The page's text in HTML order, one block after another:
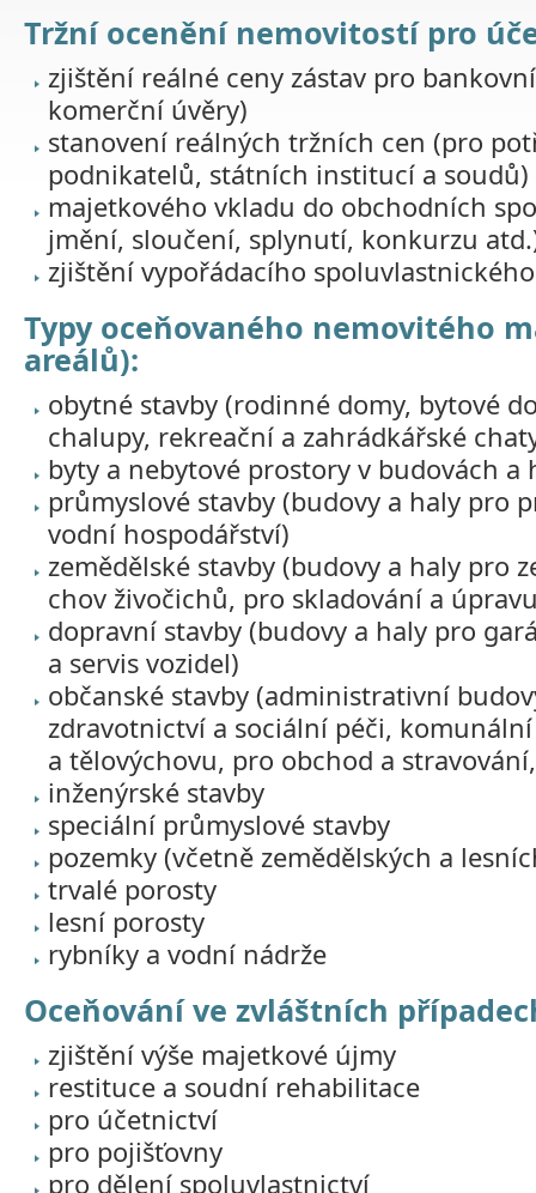
Tržní ocenění nemovitostí pro
zjištění reálné ceny zástav pro
komerční úvěry)
stanovení reálných tržních cen (pro
podnikatelů, státních institucí a soudů)
majetkového vkladu do obchodních
jmění, sloučení, splynutí, konkurzu
zjištění vypořádacího
Typy oceňovaného nemovitého
areálů):
obytné stavby (rodinné domy, bytové
chalupy, rekreační a zahrádkářské
byty a nebytové prostory v budovách a
průmyslové stavby (budovy a haly pro
vodní hospodářství)
zemědělské stavby (budovy a haly pro
chov živočichů, pro skladování a
dopravní stavby (budovy a haly pro
a servis vozidel)
občanské stavby (administrativní
zdravotnictví a sociální péči,
a tělovýchovu, pro obchod a
inženýrské stavby
speciální průmyslové stavby
pozemky (včetně zemědělských a
trvalé porosty
lesní porosty
rybníky a vodní nádrže
Oceňování ve zvláštních
zjištění výše majetkové újmy
restituce a soudní rehabilitace
pro účetnictví
pro pojišťovny
pro dělení spoluvlastnictví